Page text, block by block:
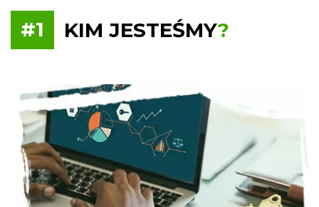
#1 KIM JESTEŚMY?